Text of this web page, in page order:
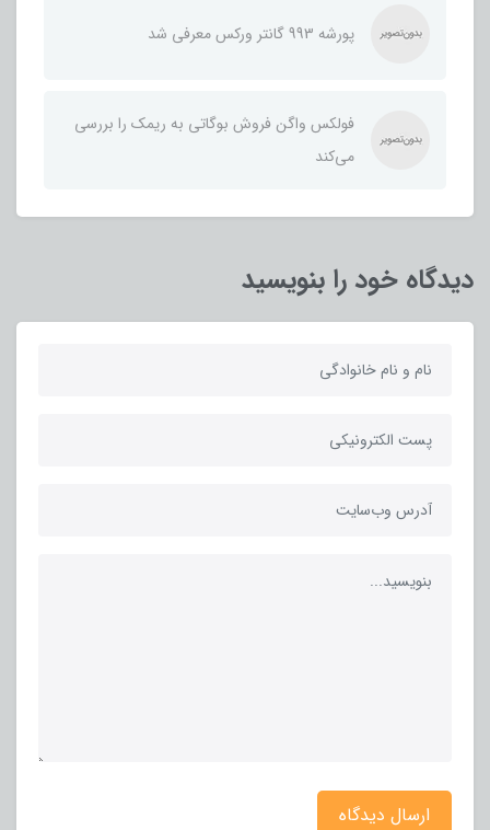
پورشه 993 گانتر ورکس معرفی شد
فولکس واگن فروش بوگاتی به ریمک را بررسی
می‌کند
دیدگاه خود را بنویسید
ارسال دیدگاه